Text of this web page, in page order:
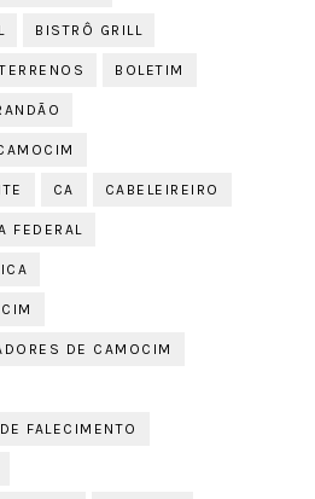
BISTRÔ GRILL
BOLETIM
CA CABELEIREIRO
FEDERAL
DE CAMOCIM
FALECIMENTO